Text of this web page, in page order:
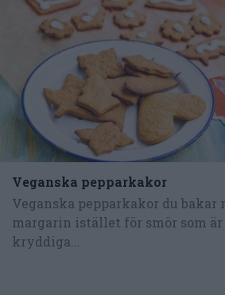
Veganska pepparkakor
Veganska pepparkakor du
margarin istället för smör som
kryddiga...